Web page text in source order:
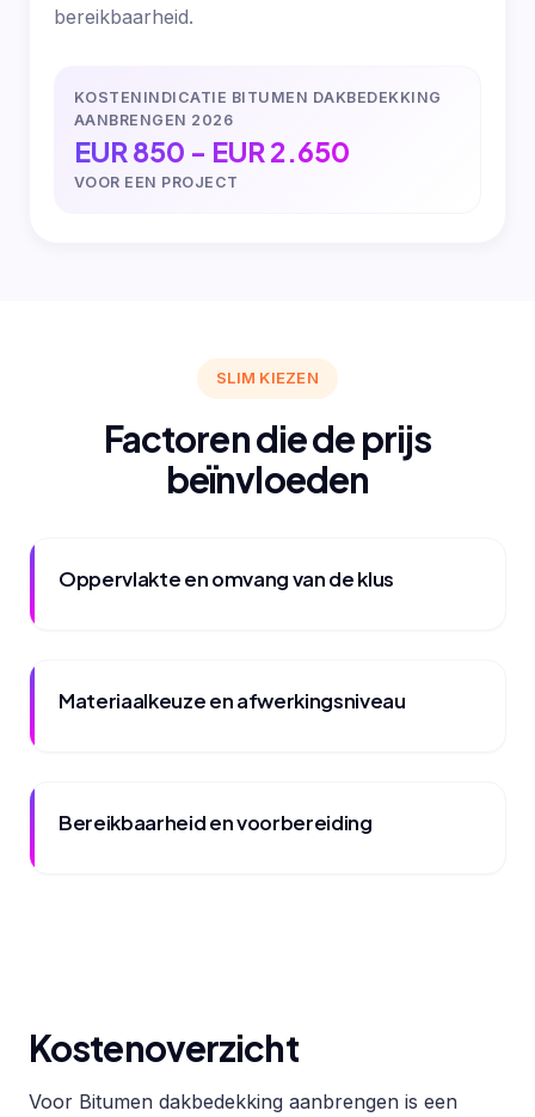
bereikbaarheid.
KOSTENINDICATIE BITUMEN DAKBEDEKKING
AANBRENGEN 2026
EUR 850 - EUR 2.650
VOOR EEN PROJECT
SLIM KIEZEN
Factoren die de prijs
beïnvloeden
Oppervlakte en omvang van de klus
Materiaalkeuze en afwerkingsniveau
Bereikbaarheid en voorbereiding
Kostenoverzicht
Voor Bitumen dakbedekking aanbrengen is een